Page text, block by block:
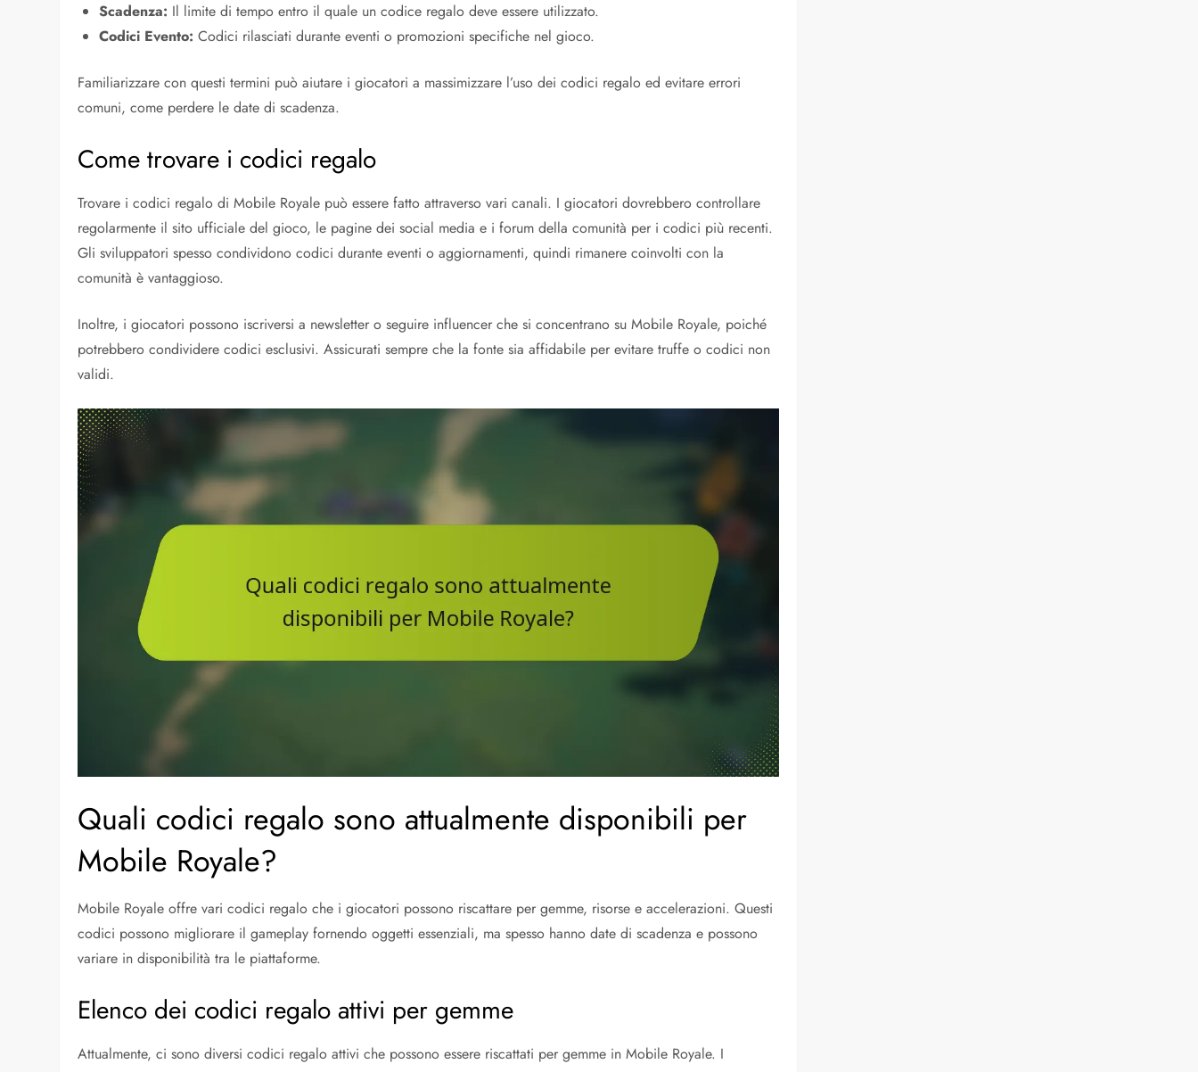
Scadenza: Il limite di tempo entro il quale un codice regalo deve essere utilizzato.
Codici Evento: Codici rilasciati durante eventi o promozioni specifiche nel gioco.
Familiarizzare con questi termini può aiutare i giocatori a massimizzare l’uso dei codici regalo ed evitare errori
comuni, come perdere le date di scadenza.
Come trovare i codici regalo
Trovare i codici regalo di Mobile Royale può essere fatto attraverso vari canali. I giocatori dovrebbero controllare
regolarmente il sito ufficiale del gioco, le pagine dei social media e i forum della comunità per i codici più recenti.
Gli sviluppatori spesso condividono codici durante eventi o aggiornamenti, quindi rimanere coinvolti con la
comunità è vantaggioso.
Inoltre, i giocatori possono iscriversi a newsletter o seguire influencer che si concentrano su Mobile Royale, poiché
potrebbero condividere codici esclusivi. Assicurati sempre che la fonte sia affidabile per evitare truffe o codici non
validi.
Quali codici regalo sono attualmente disponibili per
Mobile Royale?
Mobile Royale offre vari codici regalo che i giocatori possono riscattare per gemme, risorse e accelerazioni. Questi
codici possono migliorare il gameplay fornendo oggetti essenziali, ma spesso hanno date di scadenza e possono
variare in disponibilità tra le piattaforme.
Elenco dei codici regalo attivi per gemme
Attualmente, ci sono diversi codici regalo attivi che possono essere riscattati per gemme in Mobile Royale. I